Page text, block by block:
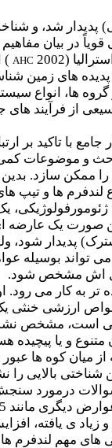
در بیان
(2002
AHC
)
های زمین
گروه ها، انواع
از فرآیند های
جامع با تاکید
و
ممکن سازد.
تنوع
صورت یک
پدیدار شود،
تواند بوسیله
اش مشخص شود.
به کار می
ارزشی خنثی
مشخص نشده
و یا پیچیده
میان کوه ها
شناختی
سوالات درمورد
زیاد ی یافته،
مهم لندفرم ها